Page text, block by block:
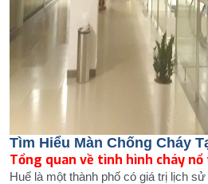
Tìm Hiểu Màn Chống Cháy
Tổng quan về tình hình cháy nổ
Huế là một thành phố có giá trị lịch